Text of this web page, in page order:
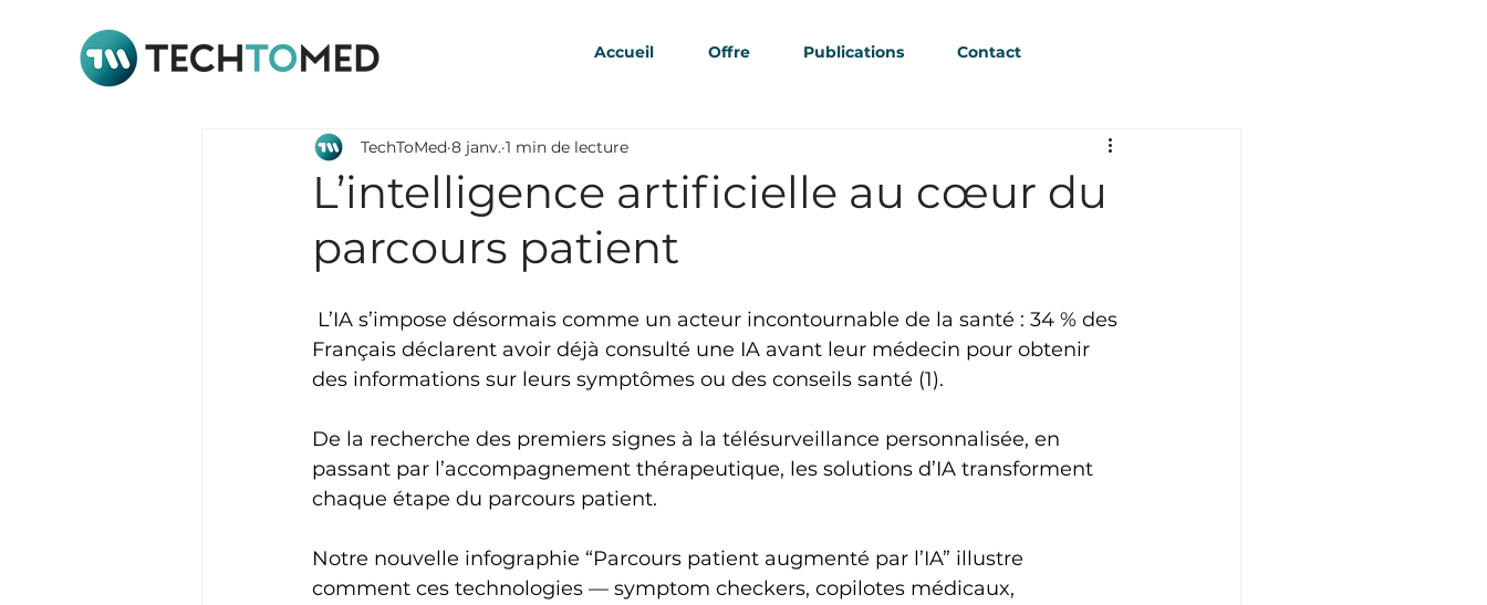
Accueil Offre Publications Contact
L’intelligence artificielle au cœur du
parcours patient
TechToMed 8 janv. 1 min de lecture
L’IA s’impose désormais comme un acteur incontournable de la santé : 34 % des
Français déclarent avoir déjà consulté une IA avant leur médecin pour obtenir
des informations sur leurs symptômes ou des conseils santé (1).
De la recherche des premiers signes à la télésurveillance personnalisée, en
passant par l’accompagnement thérapeutique, les solutions d’IA transforment
chaque étape du parcours patient.
Notre nouvelle infographie “Parcours patient augmenté par l’IA” illustre
comment ces technologies — symptom checkers, copilotes médicaux,